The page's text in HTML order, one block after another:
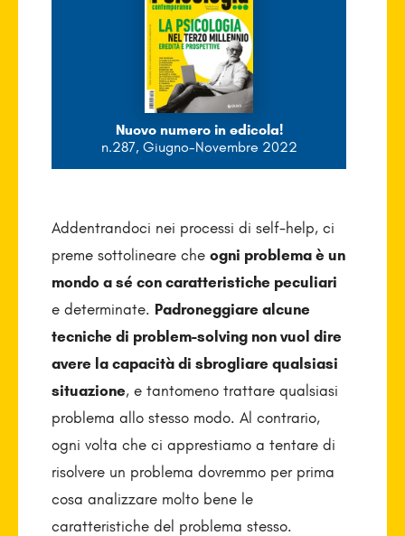
Nuovo numero in edicola!
n.287, Giugno-Novembre 2022
Addentrandoci nei processi di self-help, ci
preme sottolineare che ogni problema è un
mondo a sé con caratteristiche peculiari
e determinate. Padroneggiare alcune
tecniche di problem-solving non vuol dire
avere la capacità di sbrogliare qualsiasi
situazione, e tantomeno trattare qualsiasi
problema allo stesso modo. Al contrario,
ogni volta che ci apprestiamo a tentare di
risolvere un problema dovremmo per prima
cosa analizzare molto bene le
caratteristiche del problema stesso.